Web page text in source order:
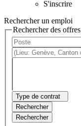
S'inscrire
Rechercher un emploi
Rechercher des offres
Type de contrat
Rechercher
Rechercher